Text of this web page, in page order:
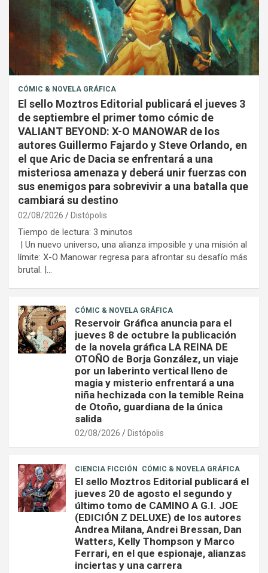
CÓMIC & NOVELA GRÁFICA
El sello Moztros Editorial publicará el jueves 3
de septiembre el primer tomo cómic de
VALIANT BEYOND: X-O MANOWAR de los
autores Guillermo Fajardo y Steve Orlando, en
el que Aric de Dacia se enfrentará a una
misteriosa amenaza y deberá unir fuerzas con
sus enemigos para sobrevivir a una batalla que
cambiará su destino
02/08/2026 Distópolis
Tiempo de lectura: 3 minutos
| Un nuevo universo, una alianza imposible y una misión al
límite: X-O Manowar regresa para afrontar su desafío más
brutal. |…
CÓMIC & NOVELA GRÁFICA
Reservoir Gráfica anuncia para el
jueves 8 de octubre la publicación
de la novela gráfica LA REINA DE
OTOÑO de Borja González, un viaje
por un laberinto vertical lleno de
magia y misterio enfrentará a una
niña hechizada con la temible Reina
de Otoño, guardiana de la única
salida
02/08/2026 Distópolis
CIENCIA FICCIÓN CÓMIC & NOVELA GRÁFICA
El sello Moztros Editorial publicará el
jueves 20 de agosto el segundo y
último tomo de CAMINO A G.I. JOE
(EDICIÓN Z DELUXE) de los autores
Andrea Milana, Andrei Bressan, Dan
Watters, Kelly Thompson y Marco
Ferrari, en el que espionaje, alianzas
inciertas y una carrera